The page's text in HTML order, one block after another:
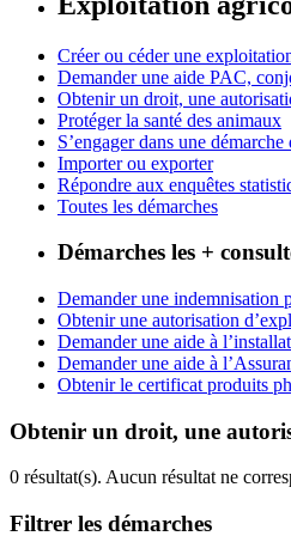
Créer ou céder une
Demander une aide PAC,
Obtenir un droit, une
Protéger la santé des animaux
S’engager dans une
Importer ou exporter
Répondre aux enquêtes
Toutes les démarches
Démarches les +
Demander une indemnisation
Obtenir une autorisation
Demander une aide à
Demander une aide à
Obtenir le certificat produits
Obtenir un droit, une
0 résultat(s). Aucun résultat ne
Filtrer les démarches